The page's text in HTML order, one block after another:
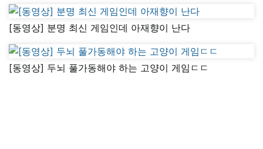
[동영상] 분명 최신 게임인데 아재향이 난다
[동영상] 두뇌 풀가동해야 하는 고양이 게임ㄷㄷ